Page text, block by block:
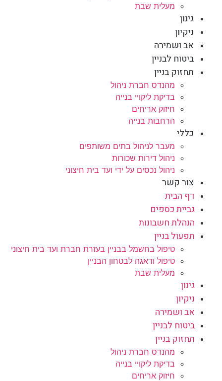
מעלית שבת
גינון
ניקיון
אב ושמירה
ביטוח לבניין
תחזוק בניין
מהנדס חברת ניהול
בדיקת ליקויי בנייה
חיזוק אריחים
הרחבות בנייה
כללי
מעבר לניהול בתים משותפים
ניהול דירות שכורות
ניהול נכסים על ידי ועד בית חיצוני
צור קשר
דף הבית
גביית כספים
הנהלת חשבונות
תפעול בניין
טיפול בחשמל בבניין בעזרת חברת ועד בית חיצוני
טיפול ודאגה לבטחון הבניין
מעלית שבת
גינון
ניקיון
אב ושמירה
ביטוח לבניין
תחזוק בניין
מהנדס חברת ניהול
בדיקת ליקויי בנייה
חיזוק אריחים